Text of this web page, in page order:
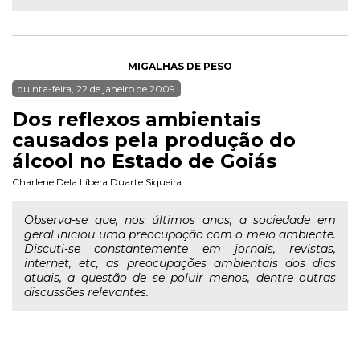
MIGALHAS DE PESO
quinta-feira, 22 de janeiro de 2009
Dos reflexos ambientais
causados pela produção do
álcool no Estado de Goiás
Charlene Dela Líbera Duarte Siqueira
Observa-se que, nos últimos anos, a sociedade em
geral iniciou uma preocupação com o meio ambiente.
Discuti-se constantemente em jornais, revistas,
internet, etc, as preocupações ambientais dos dias
atuais, a questão de se poluir menos, dentre outras
discussões relevantes.